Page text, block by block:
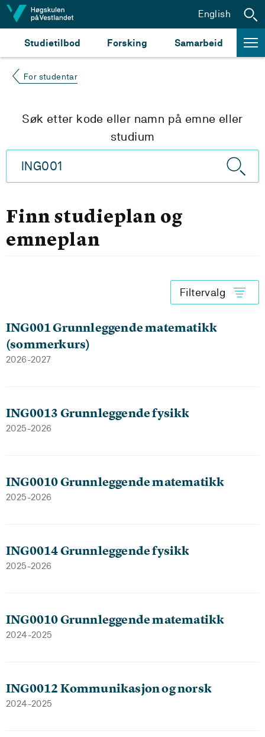
Hopp til innhald
Studietilbod Forsking Samarbeid
English
For studentar
Søk etter kode eller namn på emne eller
studium
Finn studieplan og
emneplan
Filtervalg
ING001 Grunnleggende matematikk
(sommerkurs)
2026-2027
ING0013 Grunnleggende fysikk
2025-2026
ING0010 Grunnleggende matematikk
2025-2026
ING0014 Grunnleggende fysikk
2025-2026
ING0010 Grunnleggende matematikk
2024-2025
ING0012 Kommunikasjon og norsk
2024-2025